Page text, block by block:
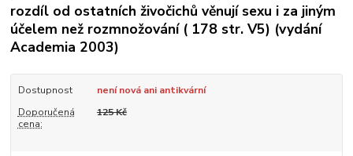
rozdíl od ostatních živočichů věnují sexu i za jiným
účelem než rozmnožování ( 178 str. V5) (vydání
Academia 2003)
Dostupnost
není nová ani antikvární
Doporučená
cena:
125 Kč